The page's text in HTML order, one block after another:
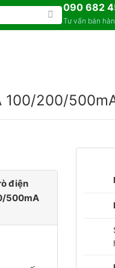
090 682
Tư vấn bán
200/
điện
500mA